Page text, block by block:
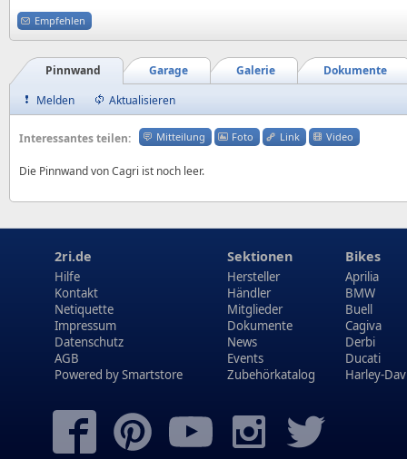
Empfehlen
Dokumente
Galerie
Garage
Pinnwand
Melden
Aktualisieren
Interessantes teilen: Mitteilung Foto Link Video
Die Pinnwand von Cagri ist noch leer.
2ri.de
Hilfe
Kontakt
Netiquette
Impressum
Datenschutz
AGB
Powered bySmartstore
Sektionen
Hersteller
Händler
Mitglieder
Dokumente
News
Events
Zubehörkatalog
Bikes
Aprilia
BMW
Buell
Cagiva
Derbi
Ducati
Harley-